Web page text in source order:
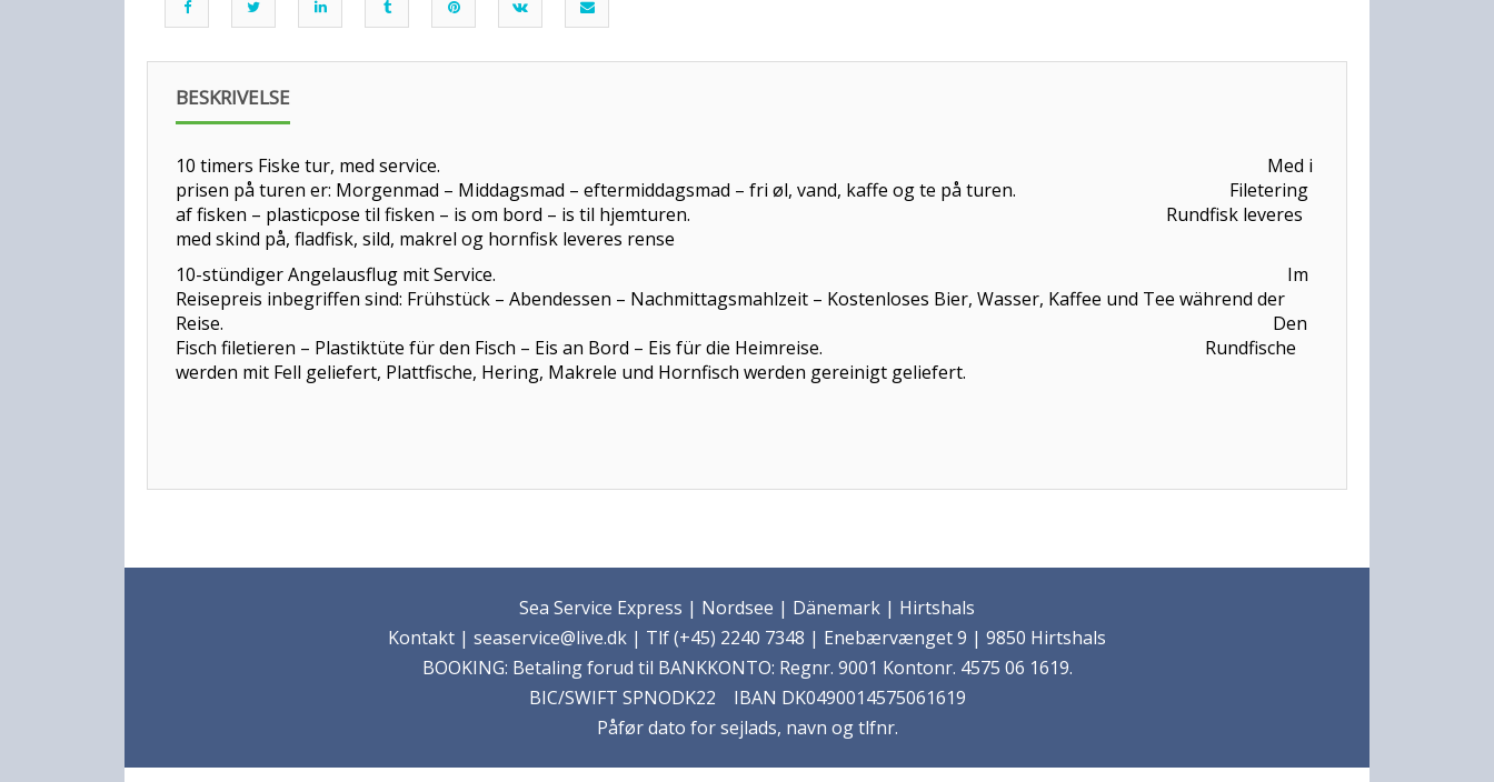
BESKRIVELSE
10 timers Fiske tur, med service. Med i
prisen på turen er: Morgenmad – Middagsmad – eftermiddagsmad – fri øl, vand, kaffe og te på turen. Filetering
af fisken – plasticpose til fisken – is om bord – is til hjemturen. Rundfisk leveres
med skind på, fladfisk, sild, makrel og hornfisk leveres rense
10-stündiger Angelausflug mit Service. Im
Reisepreis inbegriffen sind: Frühstück – Abendessen – Nachmittagsmahlzeit – Kostenloses Bier, Wasser, Kaffee und Tee während der
Reise. Den
Fisch filetieren – Plastiktüte für den Fisch – Eis an Bord – Eis für die Heimreise. Rundfische
werden mit Fell geliefert, Plattfische, Hering, Makrele und Hornfisch werden gereinigt geliefert.
Sea Service Express | Nordsee | Dänemark | Hirtshals
Kontakt | seaservice@live.dk | Tlf (+45) 2240 7348 | Enebærvænget 9 | 9850 Hirtshals
BOOKING: Betaling forud til BANKKONTO: Regnr. 9001 Kontonr. 4575 06 1619.
BIC/SWIFT SPNODK22 IBAN DK0490014575061619
Påfør dato for sejlads, navn og tlfnr.